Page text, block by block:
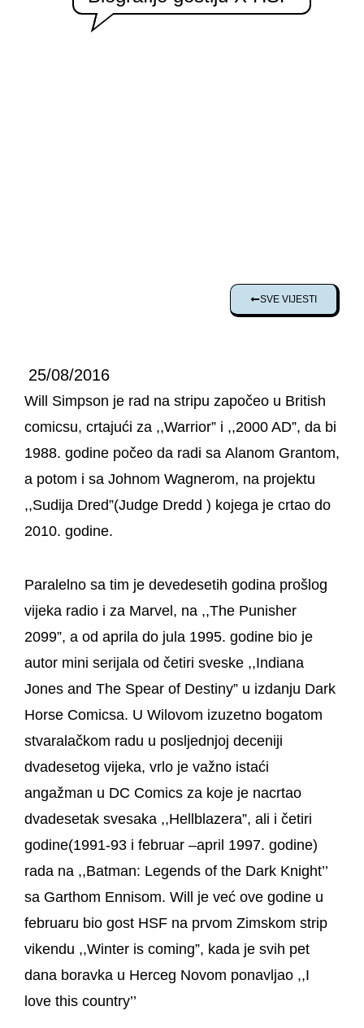
SVE VIJESTI
25/08/2016
Will Simpson je rad na stripu započeo u British
comicsu, crtajući za ,,Warrior” i ,,2000 AD”, da bi
1988. godine počeo da radi sa Alanom Grantom,
a potom i sa Johnom Wagnerom, na projektu
,,Sudija Dred”(Judge Dredd ) kojega je crtao do
2010. godine.
Paralelno sa tim je devedesetih godina prošlog
vijeka radio i za Marvel, na ,,The Punisher
2099”, a od aprila do jula 1995. godine bio je
autor mini serijala od četiri sveske ,,Indiana
Jones and The Spear of Destiny” u izdanju Dark
Horse Comicsa. U Wilovom izuzetno bogatom
stvaralačkom radu u posljednjoj deceniji
dvadesetog vijeka, vrlo je važno istaći
angažman u DC Comics za koje je nacrtao
dvadesetak svesaka ,,Hellblazera”, ali i četiri
godine(1991-93 i februar –april 1997. godine)
rada na ,,Batman: Legends of the Dark Knight’’
sa Garthom Ennisom. Will je već ove godine u
februaru bio gost HSF na prvom Zimskom strip
vikendu ,,Winter is coming”, kada je svih pet
dana boravka u Herceg Novom ponavljao ,,I
love this country’’